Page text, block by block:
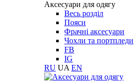
Aксесуари для одягу
Весь розділ
Пояси
Фрачні аксесуари
Чохли та портпледи
FB
IG
RU UA EN